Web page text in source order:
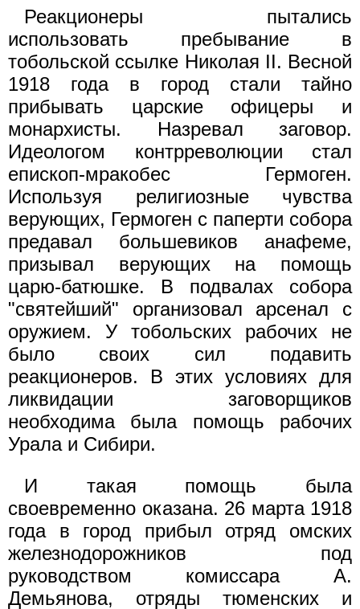
Реакционеры пытались
использовать пребывание в
тобольской ссылке Николая II. Весной
1918 года в город стали тайно
прибывать царские офицеры и
монархисты. Назревал заговор.
Идеологом контрреволюции стал
епископ-мракобес Гермоген.
Используя религиозные чувства
верующих, Гермоген с паперти собора
предавал большевиков анафеме,
призывал верующих на помощь
царю-батюшке. В подвалах собора
"святейший" организовал арсенал с
оружием. У тобольских рабочих не
было своих сил подавить
реакционеров. В этих условиях для
ликвидации заговорщиков
необходима была помощь рабочих
Урала и Сибири.
И такая помощь была
своевременно оказана. 26 марта 1918
года в город прибыл отряд омских
железнодорожников под
руководством комиссара А.
Демьянова, отряды тюменских и